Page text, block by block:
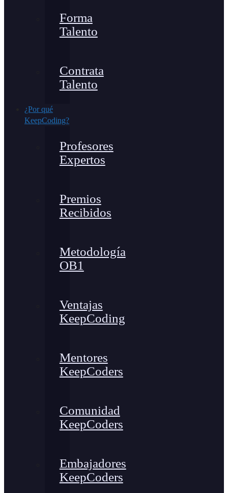
Forma
Talento
Contrata
Talento
¿Por qué
KeepCoding?
Profesores
Expertos
Premios
Recibidos
Metodología
OB1
Ventajas
KeepCoding
Mentores
KeepCoders
Comunidad
KeepCoders
Embajadores
KeepCoders